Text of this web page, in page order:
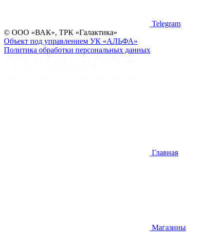
Telegram
© ООО «ВАК», ТРК «Галактика»
Объект под управлением УК «АЛЬФА»
Политика обработки персональных данных
Главная
Магазины